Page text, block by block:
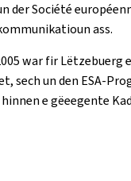
derSociété
ass.
war fir Lëtzebuerg
un den ESA-
e gëeegente